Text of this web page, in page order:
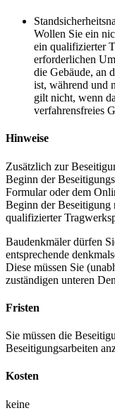
Wollen Sie ein
ein qualifizierter
erforderlichen
die Gebäude, an
ist, während und
gilt nicht, wenn
verfahrensfreies
Hinweise
Zusätzlich zur
Beginn der
Formular oder dem
Beginn der Beseitigung
qualifizierter
Baudenkmäler dürfen
entsprechende
Diese müssen Sie
zuständigen unteren
Fristen
Sie müssen die
Beseitigungsarbeiten
Kosten
keine